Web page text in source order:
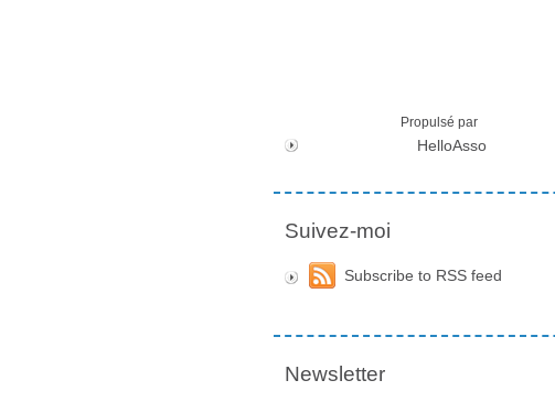
Propulsé par
HelloAsso
Suivez-moi
Subscribe to RSS feed
Newsletter